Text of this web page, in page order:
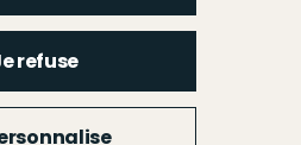
refuse
AgendaPublicationsBâtiment
Liants hydrauliques routiers